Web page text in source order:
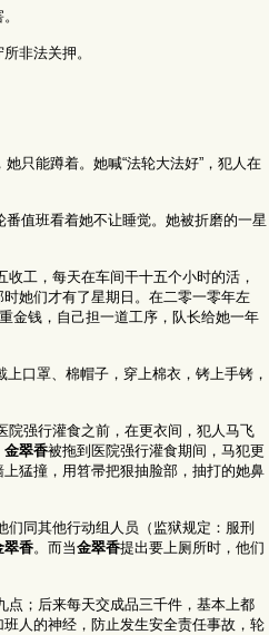
非法关押。
只能蹲着。她喊“法轮大法好”，犯人在
值班看着她不让睡觉。她被折磨的一星
工，每天在车间干十五个小时的活，
她们才有了星期日。在二零一零年左
金钱，自己担一道工序，队长给她一年
上口罩、棉帽子，穿上棉衣，铐上手铐，
院强行灌食之前，在更衣间，犯人马飞
金翠香被拖到医院强行灌食期间，马犯更
上猛撞，用笤帚把狠抽脸部，抽打的她鼻
们同其他行动组人员（监狱规定：服刑
翠香。而当金翠香提出要上厕所时，他们
点；后来每天交成品三千件，基本上都
人的神经，防止发生安全责任事故，轮